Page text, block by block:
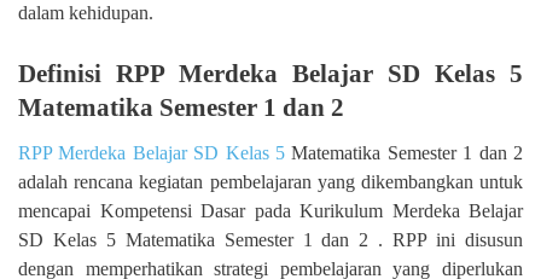
dalam kehidupan.
Definisi RPP Merdeka Belajar SD Kelas 5
Matematika Semester 1 dan 2
RPP Merdeka Belajar SD Kelas 5 Matematika Semester 1 dan 2
adalah rencana kegiatan pembelajaran yang dikembangkan untuk
mencapai Kompetensi Dasar pada Kurikulum Merdeka Belajar
SD Kelas 5 Matematika Semester 1 dan 2 . RPP ini disusun
dengan memperhatikan strategi pembelajaran yang diperlukan